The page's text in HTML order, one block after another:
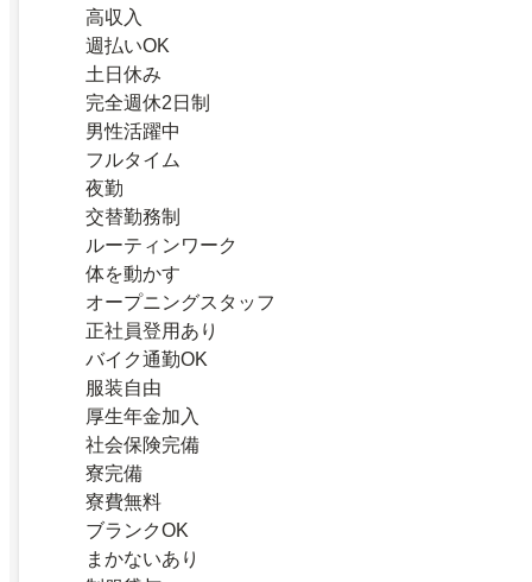
高収入
週払いOK
土日休み
完全週休2日制
男性活躍中
フルタイム
夜勤
交替勤務制
ルーティンワーク
体を動かす
オープニングスタッフ
正社員登用あり
バイク通勤OK
服装自由
厚生年金加入
社会保険完備
寮完備
寮費無料
ブランクOK
まかないあり